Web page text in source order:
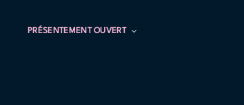
PRÉSENTEMENT OUVERT